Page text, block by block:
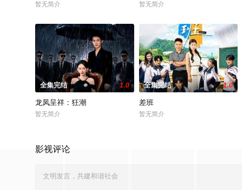
暂无简介 暂无简介
全集完结 1.0
龙凤呈祥：狂潮
暂无简介
全集完结 1.0
差班
暂无简介
影视评论